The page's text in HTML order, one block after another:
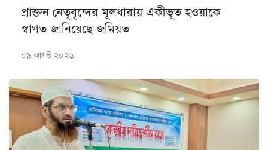
প্রাক্তন নেতৃবৃন্দের মূলধারায় একীভূত হওয়াকে
স্বাগত জানিয়েছে জমিয়ত
০৯ আগস্ট ২০২৬